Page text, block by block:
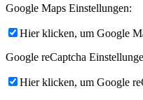
Google Maps Einstellungen:
Hier klicken, um Google
Google reCaptcha
Hier klicken, um Google